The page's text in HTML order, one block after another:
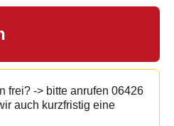
frei? -> bitte anrufen 06426
auch kurzfristig eine